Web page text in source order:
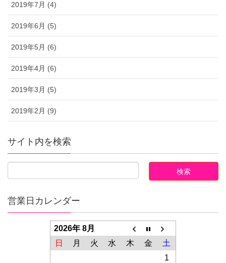
2019年7月 (4)
2019年6月 (5)
2019年5月 (6)
2019年4月 (6)
2019年3月 (5)
2019年2月 (9)
サイト内を検索
営業日カレンダー
2026年 8月
日
月 火 水 木 金
土
1